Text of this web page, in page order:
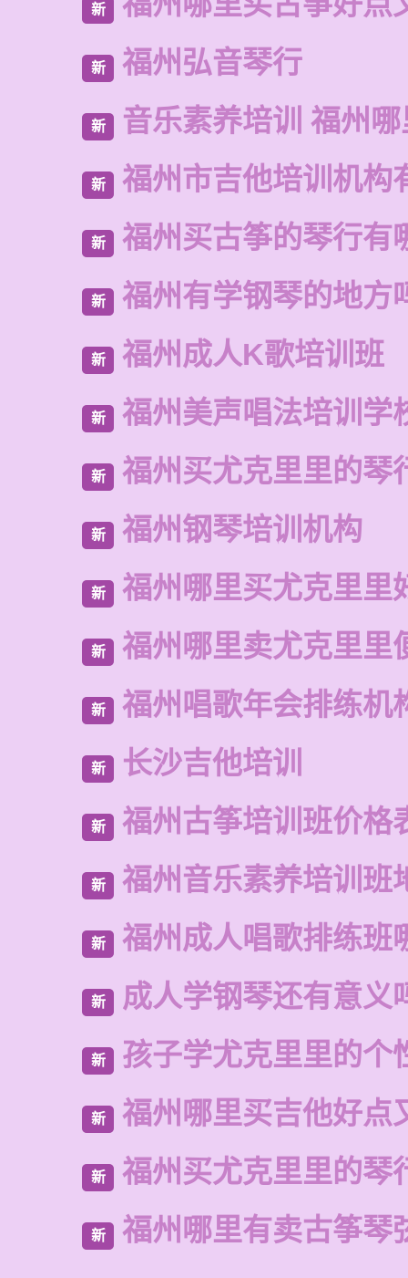
新
新 福州弘音琴行
新 音乐素养培训 福州
新 福州市吉他培训机构
新 福州买古筝的琴行有
新 福州有学钢琴的地方
新 福州成人K歌培训班
新 福州美声唱法培训学
新 福州买尤克里里的琴
新 福州钢琴培训机构
新 福州哪里买尤克里里
新 福州哪里卖尤克里里
新 福州唱歌年会排练机
新 长沙吉他培训
新 福州古筝培训班价格
新 福州音乐素养培训班
新 福州成人唱歌排练班
新 成人学钢琴还有意义
新 孩子学尤克里里的个
新 福州哪里买吉他好点
新 福州买尤克里里的琴
新 福州哪里有卖古筝琴